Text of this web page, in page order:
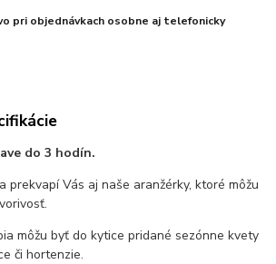
pri objednávkach osobne aj telefonicky
do 3 hodín.
prekvapí Vás aj naše aranžérky, ktoré môžu
môžu byť do kytice pridané sezónne kvety
či hortenzie.